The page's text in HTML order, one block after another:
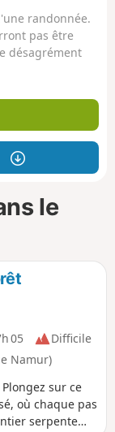
randonnée.
pas être
désagrément
le
05
Difficile
Namur)
sur ce
où chaque pas
serpente